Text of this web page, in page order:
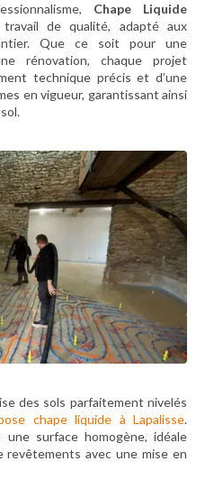
Chape Liquide
de qualité, adapté aux
Que ce soit pour une
rénovation, chaque projet
technique précis et d’une
en vigueur, garantissant ainsi
des sols parfaitement nivelés
chape liquide à Lapalisse.
surface homogène, idéale
avec une mise en